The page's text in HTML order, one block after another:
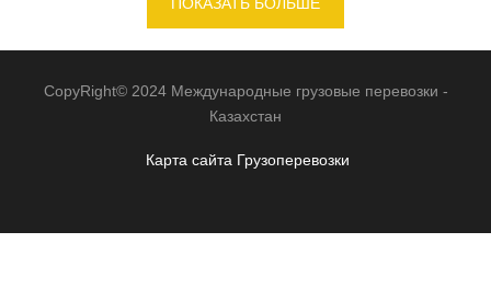
ПОКАЗАТЬ БОЛЬШЕ
CopyRight© 2024 Международные грузовые перевозки -
Казахстан
Карта сайта Грузоперевозки